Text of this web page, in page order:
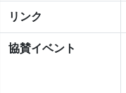
リンク
協賛イベント